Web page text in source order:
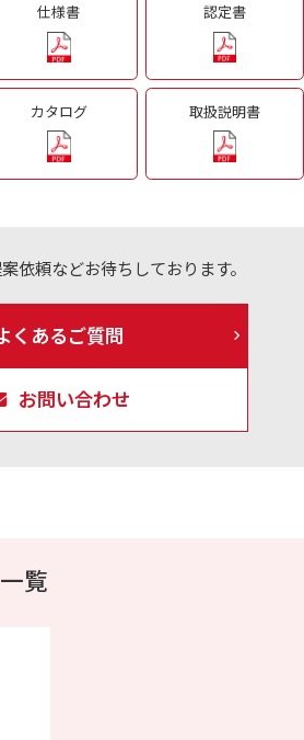
仕様書 認定書
カタログ 取扱説明書
依頼などお待ちしております。
くあるご質問
お問い合わせ
覧